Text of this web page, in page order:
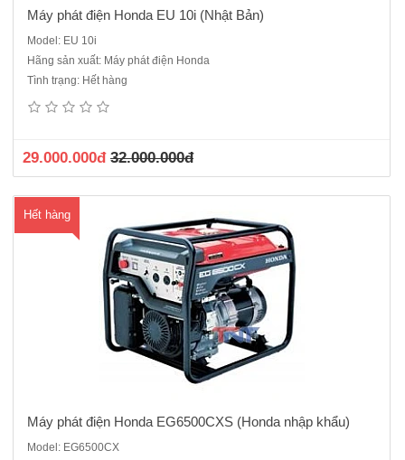
Máy phát điện Honda EU 10i (Nhật Bản)
Model: EU 10i
Hãng sản xuất: Máy phát điện Honda
Tình trạng: Hết hàng
29.000.000đ 32.000.000đ
Hết hàng
Phát phát điện 1 pha - Chạy xăngĐộng cơ : Honda GX390H1 (4 thì , 2
suất định mức: 5.0 KVA Kiểu khởi động: Bằng tay, Đề nổDung tích
Máy phát điện Honda EG6500CXS (Honda nhập khẩu)
Model: EG6500CX